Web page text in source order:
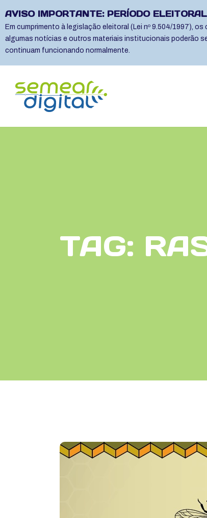
AVISO IMPORTANTE: PERÍODO ELEITORAL
Em cumprimento à legislação eleitoral (Lei nº 9.504/1997),
algumas notícias e outros materiais institucionais poderão
continuam funcionando normalmente.
TAG: